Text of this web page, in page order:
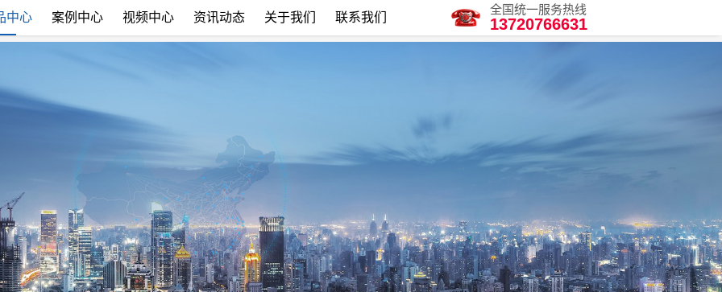
中心 案例中心 视频中心 资讯动态 关于我们 联系我们
全国统一服务热线
13720766631